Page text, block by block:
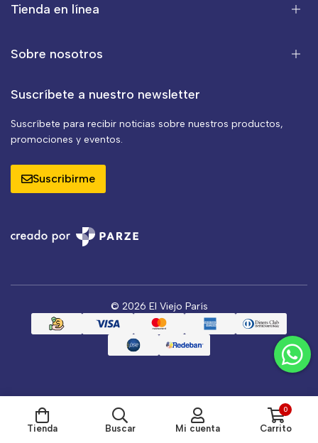
Tienda en línea
Sobre nosotros
Suscríbete a nuestro newsletter
Suscríbete para recibir noticias sobre nuestros productos,
promociones y eventos.
Suscribirme
© 2026 El Viejo París
Tienda Buscar Mi cuenta
0
Carrito